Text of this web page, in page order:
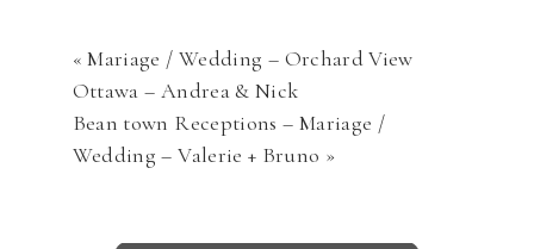
« Mariage / Wedding – Orchard View
Ottawa – Andrea & Nick
Bean town Receptions – Mariage /
Wedding – Valerie + Bruno »